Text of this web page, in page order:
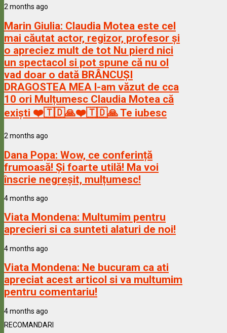
2 months ago
Marin Giulia: Claudia Motea este cel
mai căutat actor, regizor, profesor și
o apreciez mult de tot Nu pierd nici
un spectacol si pot spune că nu ol
vad doar o dată BRÂNCUȘI
DRAGOSTEA MEA l-am văzut de cca
10 ori Mulțumesc Claudia Motea că
exiști ❤️🇹🇩🙏❤️🇹🇩🙏 Te iubesc
2 months ago
Dana Popa: Wow, ce conferință
frumoasă! Și foarte utilă! Ma voi
înscrie negreșit, mulțumesc!
4 months ago
Viata Mondena: Multumim pentru
aprecieri si ca sunteti alaturi de noi!
4 months ago
Viata Mondena: Ne bucuram ca ati
apreciat acest articol si va multumim
pentru comentariu!
4 months ago
RECOMANDARI